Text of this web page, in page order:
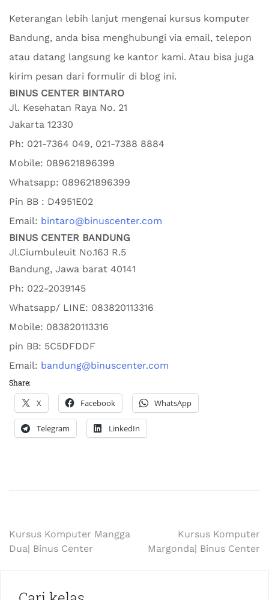
Keterangan lebih lanjut mengenai kursus komputer
Bandung, anda bisa menghubungi via email, telepon
atau datang langsung ke kantor kami. Atau bisa juga
kirim pesan dari formulir di blog ini.
BINUS CENTER BINTARO
Jl. Kesehatan Raya No. 21
Jakarta 12330
Ph: 021-7364 049, 021-7388 8884
Mobile: 089621896399
Whatsapp: 089621896399
Pin BB : D4951E02
Email: bintaro@binuscenter.com
BINUS CENTER BANDUNG
Jl.Ciumbuleuit No.163 R.5
Bandung, Jawa barat 40141
Ph: 022-2039145
Whatsapp/ LINE: 083820113316
Mobile: 083820113316
pin BB: 5C5DFDDF
Email: bandung@binuscenter.com
Share:
X Facebook WhatsApp
Telegram LinkedIn
Kursus Komputer Mangga
Dua| Binus Center
Kursus Komputer
Margonda| Binus Center